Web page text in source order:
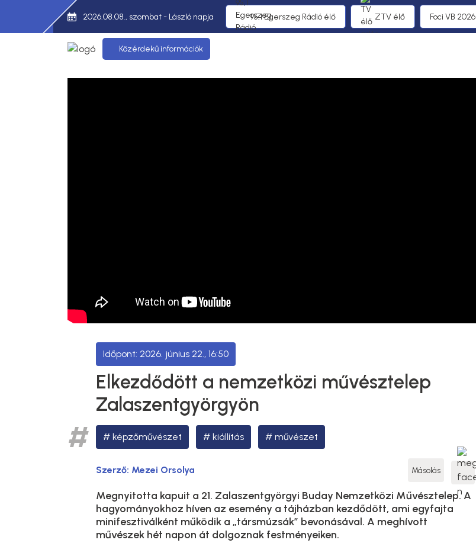
2026.08.08., szombat - László napja 95,1 Egerszeg Rádió élő ZTV élő Foci VB 2026
Közérdekű információk
2026. június 22., 16:50
Elkezdődött a nemzetközi művésztelep
Zalaszentgyörgyön
képzőművészet kiállítás művészet
Szerző: Mezei Orsolya Másolás
Megnyitotta kapuit a 21. Zalaszentgyörgyi Buday Nemzetközi Művésztelep. A
hagyományokhoz híven az esemény a tájházban kezdődött, ami egyfajta
minifesztiválként működik a „társmúzsák” bevonásával. A meghívott
művészek hét napon át dolgoznak festményeiken.